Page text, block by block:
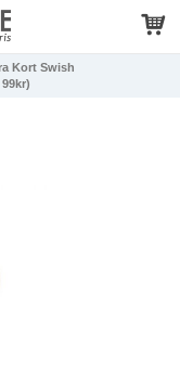
Kort Swish